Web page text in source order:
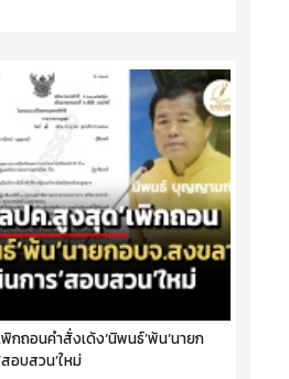
กถอนคำสั่งเด้ง‘นิพนธ์’พ้น‘นายก
อบสวน’ใหม่